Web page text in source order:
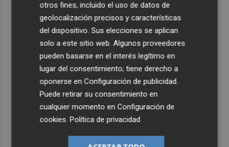
otros fines, incluido el uso de datos de
geolocalización precisos y características
del dispositivo. Sus elecciones se aplican
solo a este sitio web. Algunos proveedores
pueden basarse en el interés legítimo en
lugar del consentimiento; tiene derecho a
oponerse enConfiguración de publicidad.
Puede retirar su consentimiento en
cualquier momento enConfiguración de
cookies.Política de privacidad